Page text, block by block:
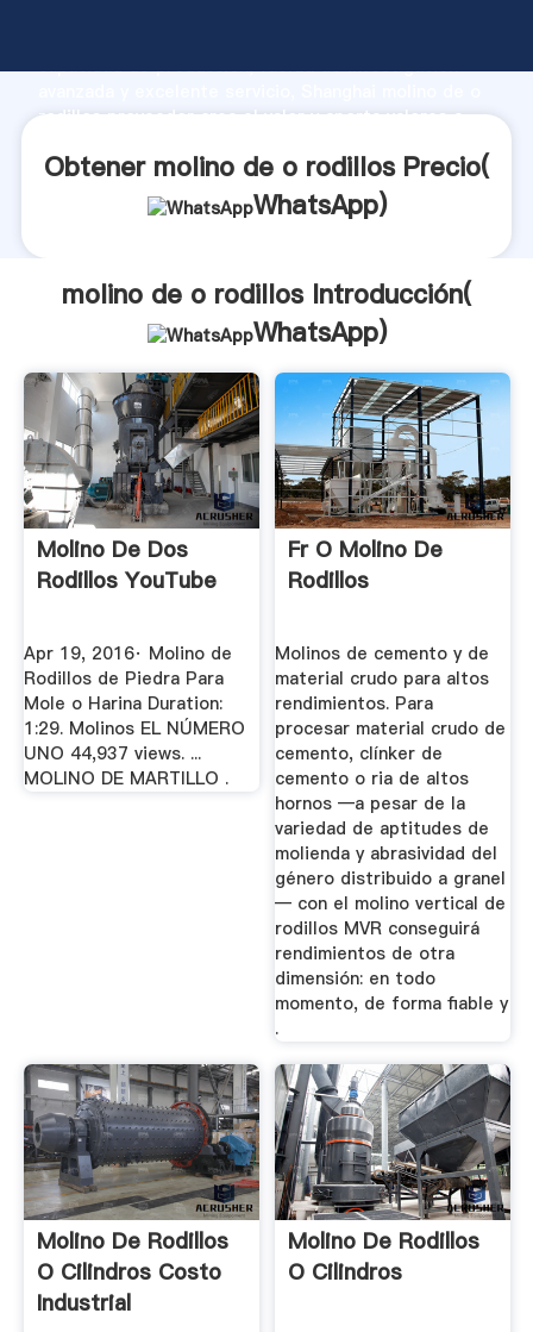
capacidad de producción, fuerza de investigación
rodillos proveedor crea el valor y aporta valores a
Obtener molino de o rodillos Precio(
WhatsApp)
molino de o rodillos Introducción(
WhatsApp)
Molino De Dos
Rodillos YouTube
Apr 19, 2016· Molino de
Rodillos de Piedra Para
Mole o Harina Duration:
1:29. Molinos EL NÚMERO
UNO 44,937 views. ...
MOLINO DE MARTILLO .
Fr O Molino De
Rodillos
Molinos de cemento y de
material crudo para altos
rendimientos. Para
procesar material crudo de
cemento, clínker de
cemento o ria de altos
hornos —a pesar de la
variedad de aptitudes de
molienda y abrasividad del
género distribuido a granel
— con el molino vertical de
rodillos MVR conseguirá
rendimientos de otra
dimensión: en todo
momento, de forma fiable y
.
Molino De Rodillos
O Cilindros Costo
Industrial
Molino De Rodillos
O Cilindros